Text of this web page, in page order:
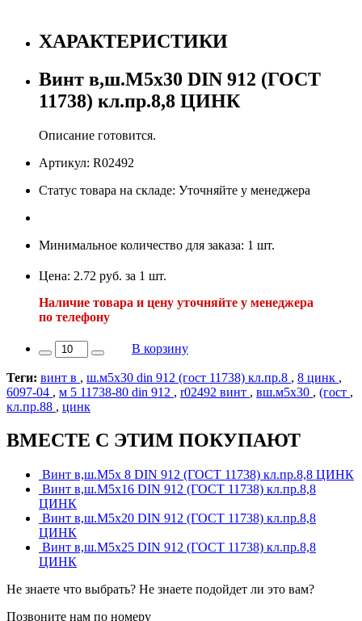
ХАРАКТЕРИСТИКИ
Винт в,ш.М5х30 DIN 912 (ГОСТ
11738) кл.пр.8,8 ЦИНК
Описание готовится.
Артикул: R02492
Статус товара на складе: Уточняйте у менеджера
Минимальное количество для заказа: 1 шт.
Цена: 2.72 руб. за 1 шт.
Наличие товара и цену уточняйте у менеджера
по телефону
В корзину
Теги: винт в , ш.м5х30 din 912 (гост 11738) кл.пр.8 , 8 цинк ,
6097-04 , м 5 11738-80 din 912 , r02492 винт , вш.м5х30 , (гост ,
кл.пр.88 , цинк
ВМЕСТЕ С ЭТИМ ПОКУПАЮТ
Винт в,ш.М5х 8 DIN 912 (ГОСТ 11738) кл.пр.8,8 ЦИНК
Винт в,ш.М5х16 DIN 912 (ГОСТ 11738) кл.пр.8,8
ЦИНК
Винт в,ш.М5х20 DIN 912 (ГОСТ 11738) кл.пр.8,8
ЦИНК
Винт в,ш.М5х25 DIN 912 (ГОСТ 11738) кл.пр.8,8
ЦИНК
Не знаете что выбрать? Не знаете подойдет ли это вам?
Позвоните нам по номеру